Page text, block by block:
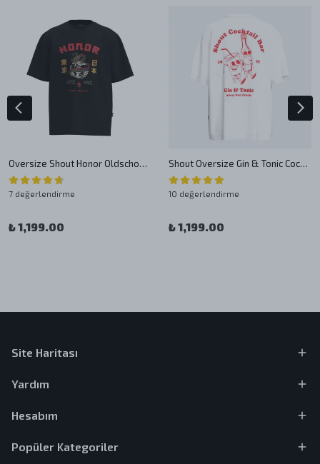
Oversize Shout Honor Oldschool Unisex T-Shirt
7 değerlendirme
₺ 1,199.00
Shout Oversize Gin & Tonic Cocktail Bar Oldschool Unisex T-Shirt
10 değerlendirme
₺ 1,199.00
Site Haritası
Yardım
Hesabım
Popüler Kategoriler